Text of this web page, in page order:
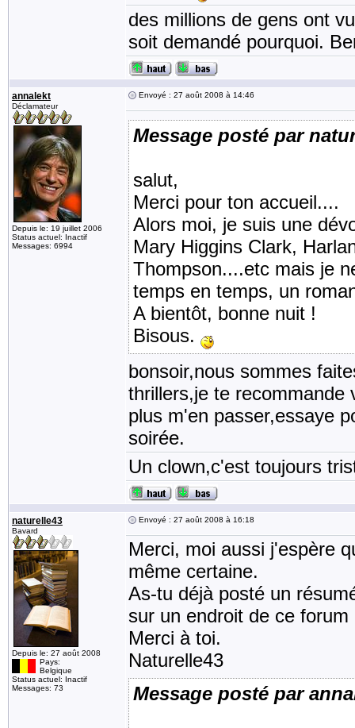
des millions de gens ont
soit demandé pourquoi.
annalekt
Déclamateur
Depuis le: 19 juillet 2006
Status actuel: Inactif
Messages: 6994
Envoyé : 27 août 2008 à 14:46
Message posté par
salut,
Merci pour ton accueil....
Alors moi, je suis une
Mary Higgins Clark,
Thompson....etc mais je
temps en temps, un
A bientôt, bonne nuit !
Bisous.
bonsoir,nous sommes
thrillers,je te recommande
plus m'en passer,essaye
soirée.
Un clown,c'est toujours
naturelle43
Bavard
Depuis le: 27 août 2008
Pays:
Belgique
Status actuel: Inactif
Messages: 73
Envoyé : 27 août 2008 à 16:18
Merci, moi aussi j'espère
même certaine.
As-tu déjà posté un
sur un endroit de ce
Merci à toi.
Naturelle43
Message posté par